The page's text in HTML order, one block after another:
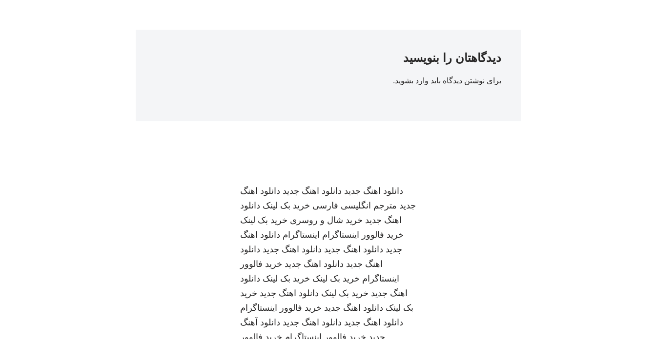
دیدگاهتان را بنویسید
برای نوشتن دیدگاه باید وارد بشوید.
دانلود اهنگ جدید دانلود اهنگ جدید دانلود اهنگ
جدید مترجم انگلیسی فارسی خرید بک لینک دانلود
اهنگ جدید خرید شال و روسری خرید بک لینک
خرید فالوور اینستاگرام اینستاگرام دانلود اهنگ
جدید دانلود اهنگ جدید دانلود اهنگ جدید دانلود
اهنگ جدید دانلود اهنگ جدید خرید فالوور
اینستاگرام خرید بک لینک خرید بک لینک دانلود
اهنگ جدید خرید بک لینک دانلود اهنگ جدید خرید
بک لینک دانلود اهنگ جدید خرید فالوور اینستاگرام
دانلود اهنگ جدید دانلود اهنگ جدید دانلود آهنگ
جدید خرید فالوور اینستاگرام خرید فالوور